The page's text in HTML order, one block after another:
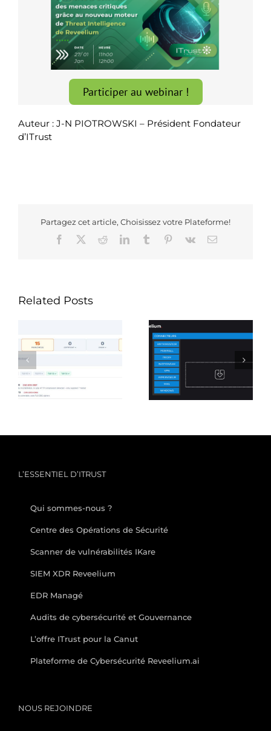
Participer au webinar !
Auteur : J-N PIOTROWSKI – Président Fondateur
d’ITrust
Partagez cet article, Choisissez votre Plateforme!
Facebook
RedditLinkedInTumblr Pinterest
Vk Email
Related Posts
Interopérabilité et
Reveelium se
Reveelium V12.3 :
version pour une
supervision
L’ESSENTIEL D’ITRUST
Qui sommes-nous ?
Centre des Opérations de Sécurité
Scanner de vulnérabilités IKare
SIEM XDR Reveelium
EDR Managé
Audits de cybersécurité et Gouvernance
L’offre ITrust pour la Canut
Plateforme de Cybersécurité Reveelium.ai
NOUS REJOINDRE